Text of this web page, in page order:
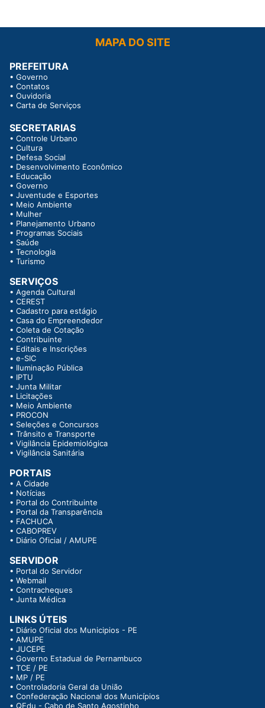
MAPA DO SITE
PREFEITURA
• Governo
• Contatos
• Ouvidoria
• Carta de Serviços
SECRETARIAS
• Controle Urbano
• Cultura
• Defesa Social
• Desenvolvimento Econômico
• Educação
• Governo
• Juventude e Esportes
• Meio Ambiente
• Mulher
• Planejamento Urbano
• Programas Sociais
• Saúde
• Tecnologia
• Turismo
SERVIÇOS
• Agenda Cultural
• CEREST
• Cadastro para estágio
• Casa do Empreendedor
• Coleta de Cotação
• Contribuinte
• Editais e Inscrições
• e-SIC
• Iluminação Pública
• IPTU
• Junta Militar
• Licitações
• Meio Ambiente
• PROCON
• Seleções e Concursos
• Trânsito e Transporte
• Vigilância Epidemiológica
• Vigilância Sanitária
PORTAIS
• A Cidade
• Notícias
• Portal do Contribuinte
• Portal da Transparência
• FACHUCA
• CABOPREV
• Diário Oficial / AMUPE
SERVIDOR
• Portal do Servidor
• Webmail
• Contracheques
• Junta Médica
LINKS ÚTEIS
• Diário Oficial dos Municipios - PE
• AMUPE
• JUCEPE
• Governo Estadual de Pernambuco
• TCE / PE
• MP / PE
• Controladoria Geral da União
• Confederação Nacional dos Municípios
• QEdu - Cabo de Santo Agostinho